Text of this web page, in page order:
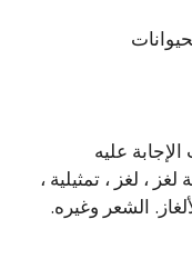
عليه
، لغز ، تمثيلية ،
الشعر وغيره.